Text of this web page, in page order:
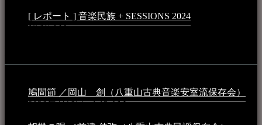
[ レポート ] 音楽民族 + SESSIONS 2024
10:16 AM
鳩間節 ／岡山 創（八重山古典音楽安室流保存会）
2026年4月6日 - 1:13 AM